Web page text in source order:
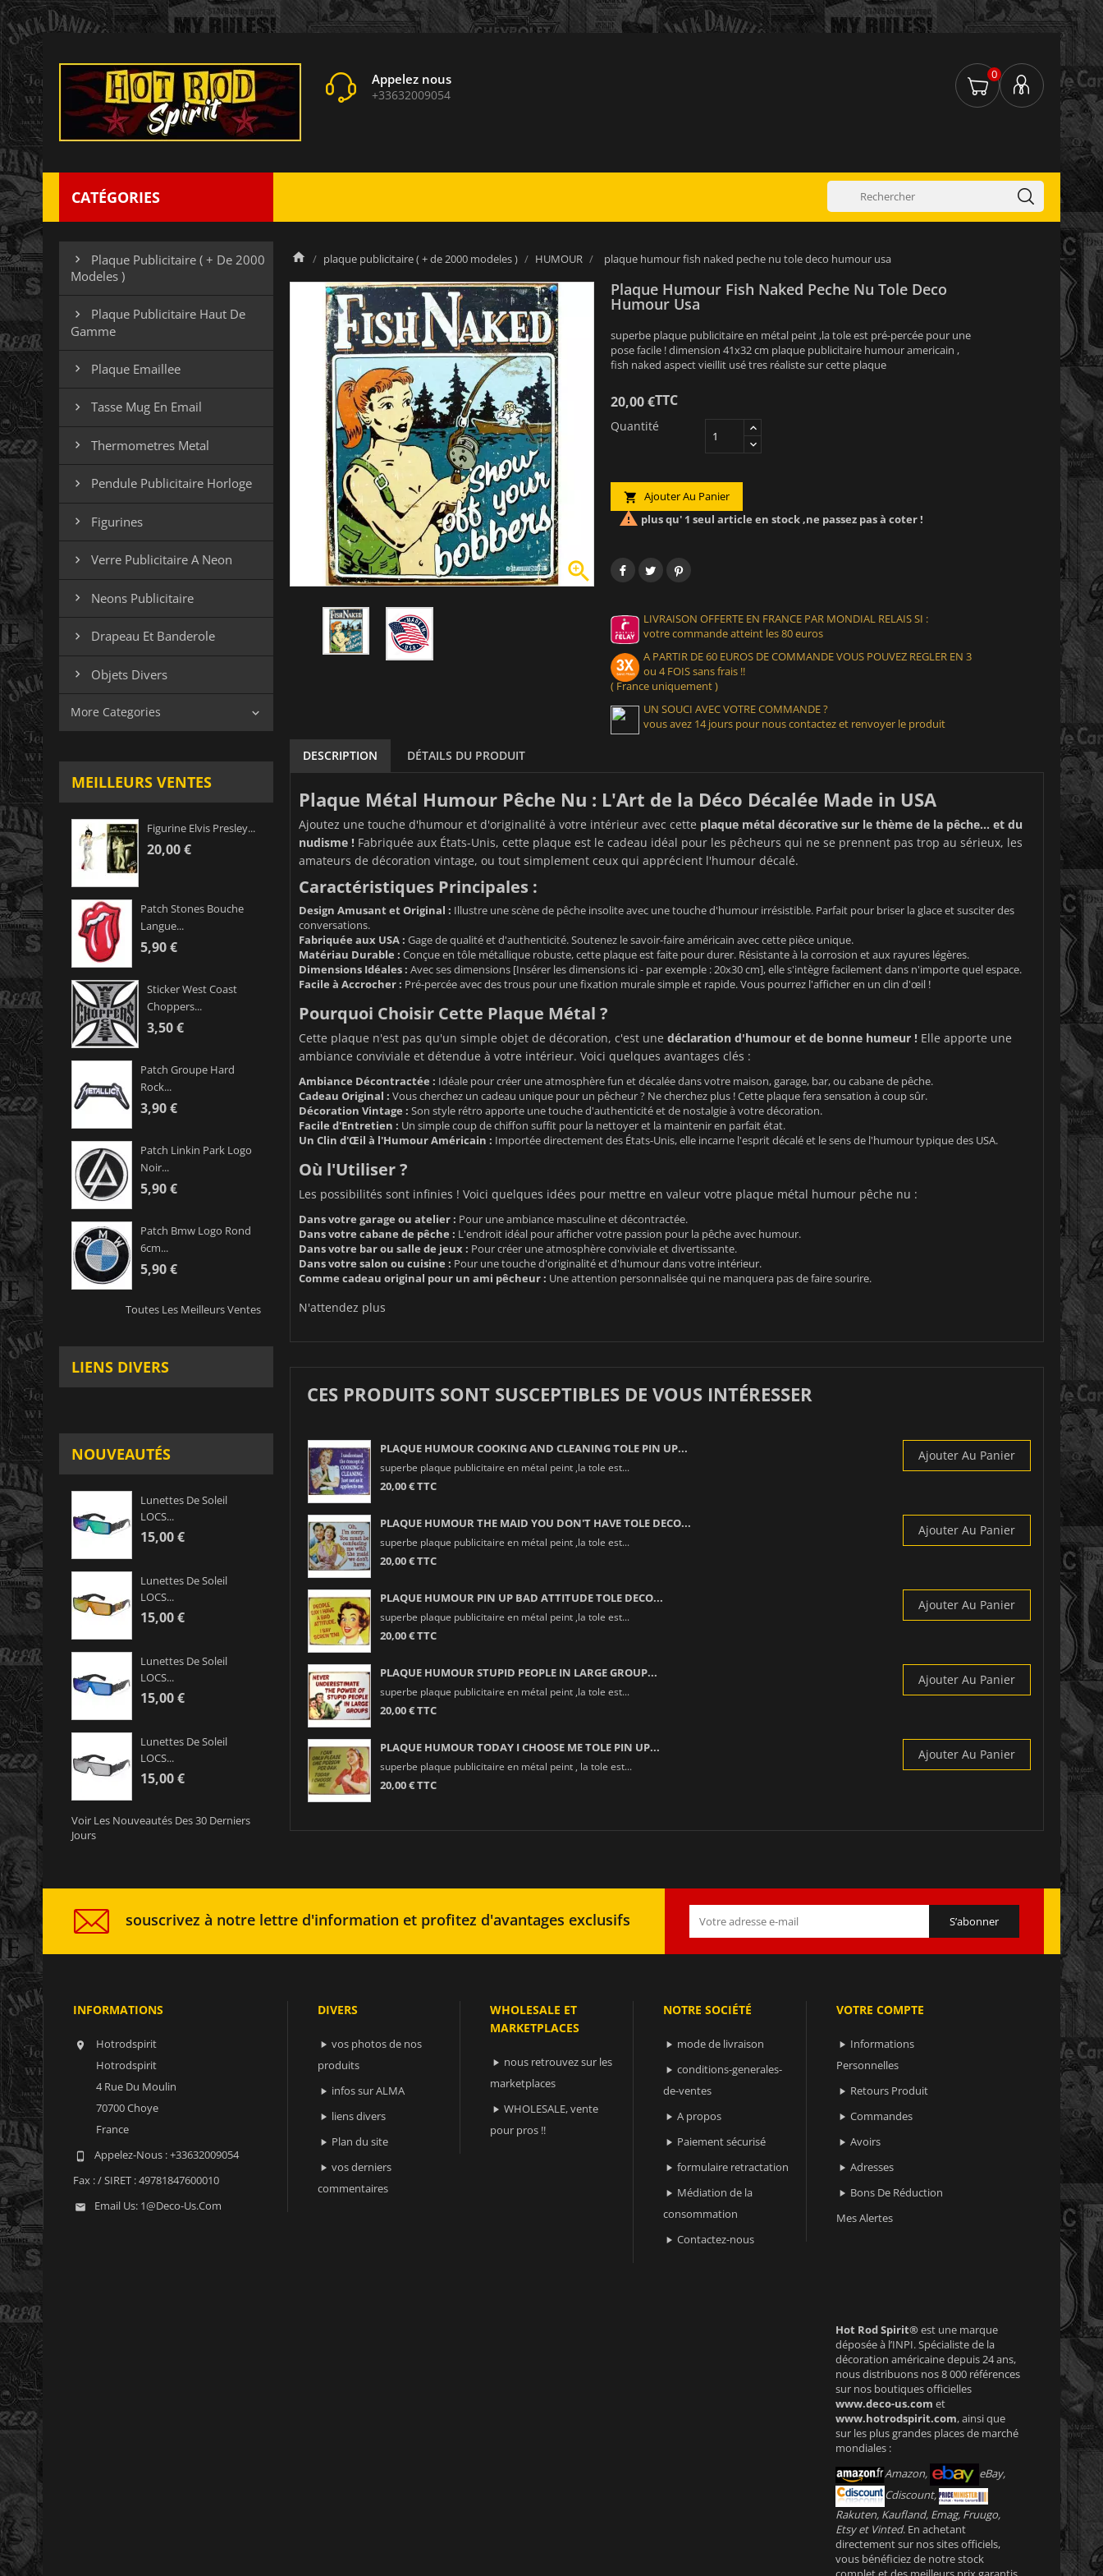
Appelez nous
+33632009054
0
CATÉGORIES

Plaque Publicitaire ( + De 2000
Modeles )

Plaque Publicitaire Haut De
Gamme
 Plaque Emaillee
 Tasse Mug En Email
 Thermometres Metal
 Pendule Publicitaire Horloge
 Figurines
 Verre Publicitaire A Neon
 Neons Publicitaire
 Drapeau Et Banderole
 Objets Divers
More Categories 
MEILLEURS VENTES
Figurine Elvis Presley...
20,00 €
Patch Stones Bouche
Langue...
5,90 €
Sticker West Coast
Choppers...
3,50 €
Patch Groupe Hard
Rock...
3,90 €
Patch Linkin Park Logo
Noir...
5,90 €
Patch Bmw Logo Rond
6cm...
5,90 €
Toutes Les Meilleurs Ventes
LIENS DIVERS
NOUVEAUTÉS
Lunettes De Soleil
LOCS...
15,00 €
Lunettes De Soleil
LOCS...
15,00 €
Lunettes De Soleil
LOCS...
15,00 €
Lunettes De Soleil
LOCS...
15,00 €
Voir Les Nouveautés Des 30 Derniers
Jours
plaque publicitaire ( + de 2000 modeles ) HUMOUR plaque humour fish naked peche nu tole deco humour usa

Plaque Humour Fish Naked Peche Nu Tole Deco
Humour Usa
superbe plaque publicitaire en métal peint ,la tole est pré-percée pour une
pose facile ! dimension 41x32 cm plaque publicitaire humour americain ,
fish naked aspect vieillit usé tres réaliste sur cette plaque
20,00 €TTC
Quantité
 Ajouter Au Panier
 plus qu' 1 seul article en stock ,ne passez pas à coter !
LIVRAISON OFFERTE EN FRANCE PAR MONDIAL RELAIS SI :
votre commande atteint les 80 euros
A PARTIR DE 60 EUROS DE COMMANDE VOUS POUVEZ REGLER EN 3
ou 4 FOIS sans frais !!
( France uniquement )
UN SOUCI AVEC VOTRE COMMANDE ?
vous avez 14 jours pour nous contactez et renvoyer le produit
DESCRIPTION DÉTAILS DU PRODUIT
Plaque Métal Humour Pêche Nu : L'Art de la Déco Décalée Made in USA
Ajoutez une touche d'humour et d'originalité à votre intérieur avec cette plaque métal décorative sur le thème de la pêche... et du
nudisme !Fabriquée aux États-Unis, cette plaque est le cadeau idéal pour les pêcheurs qui ne se prennent pas trop au sérieux, les
amateurs de décoration vintage, ou tout simplement ceux qui apprécient l'humour décalé.
Caractéristiques Principales :
Design Amusant et Original : Illustre une scène de pêche insolite avec une touche d'humour irrésistible. Parfait pour briser la glace et susciter des
conversations.
Fabriquée aux USA : Gage de qualité et d'authenticité. Soutenez le savoir-faire américain avec cette pièce unique.
Matériau Durable : Conçue en tôle métallique robuste, cette plaque est faite pour durer. Résistante à la corrosion et aux rayures légères.
Dimensions Idéales : Avec ses dimensions [Insérer les dimensions ici - par exemple : 20x30 cm], elle s'intègre facilement dans n'importe quel espace.
Facile à Accrocher : Pré-percée avec des trous pour une fixation murale simple et rapide. Vous pourrez l'afficher en un clin d'œil !
Pourquoi Choisir Cette Plaque Métal ?
Cette plaque n'est pas qu'un simple objet de décoration, c'est une déclaration d'humour et de bonne humeur !Elle apporte une
ambiance conviviale et détendue à votre intérieur. Voici quelques avantages clés :
Ambiance Décontractée : Idéale pour créer une atmosphère fun et décalée dans votre maison, garage, bar, ou cabane de pêche.
Cadeau Original : Vous cherchez un cadeau unique pour un pêcheur ? Ne cherchez plus ! Cette plaque fera sensation à coup sûr.
Décoration Vintage : Son style rétro apporte une touche d'authenticité et de nostalgie à votre décoration.
Facile d'Entretien : Un simple coup de chiffon suffit pour la nettoyer et la maintenir en parfait état.
Un Clin d'Œil à l'Humour Américain : Importée directement des États-Unis, elle incarne l'esprit décalé et le sens de l'humour typique des USA.
Où l'Utiliser ?
Les possibilités sont infinies ! Voici quelques idées pour mettre en valeur votre plaque métal humour pêche nu :
Dans votre garage ou atelier : Pour une ambiance masculine et décontractée.
Dans votre cabane de pêche : L'endroit idéal pour afficher votre passion pour la pêche avec humour.
Dans votre bar ou salle de jeux : Pour créer une atmosphère conviviale et divertissante.
Dans votre salon ou cuisine : Pour une touche d'originalité et d'humour dans votre intérieur.
Comme cadeau original pour un ami pêcheur : Une attention personnalisée qui ne manquera pas de faire sourire.
N'attendez plus
CES PRODUITS SONT SUSCEPTIBLES DE VOUS INTÉRESSER
PLAQUE HUMOUR COOKING AND CLEANING TOLE PIN UP...
superbe plaque publicitaire en métal peint ,la tole est...
20,00 € TTC
Ajouter Au Panier
PLAQUE HUMOUR THE MAID YOU DON'T HAVE TOLE DECO...
superbe plaque publicitaire en métal peint ,la tole est...
20,00 € TTC
Ajouter Au Panier
PLAQUE HUMOUR PIN UP BAD ATTITUDE TOLE DECO...
superbe plaque publicitaire en métal peint ,la tole est...
20,00 € TTC
Ajouter Au Panier
PLAQUE HUMOUR STUPID PEOPLE IN LARGE GROUP...
superbe plaque publicitaire en métal peint ,la tole est...
20,00 € TTC
Ajouter Au Panier
PLAQUE HUMOUR TODAY I CHOOSE ME TOLE PIN UP...
superbe plaque publicitaire en métal peint , la tole est...
20,00 € TTC
Ajouter Au Panier
souscrivez à notre lettre d'information et profitez d'avantages exclusifs
INFORMATIONS

Hotrodspirit
Hotrodspirit
4 Rue Du Moulin
70700 Choye
France
 Appelez-Nous :+33632009054
Fax :/ SIRET : 49781847600010
 Email Us: 1@deco-Us.com
DIVERS
 vos photos de nos
produits
 infos sur ALMA
 liens divers
 Plan du site
 vos derniers
commentaires
WHOLESALE ET
MARKETPLACES
 nous retrouvez sur les
marketplaces
 WHOLESALE, vente
pour pros !!
NOTRE SOCIÉTÉ
 mode de livraison
 conditions-generales-
de-ventes
 A propos
 Paiement sécurisé
 formulaire retractation
 Médiation de la
consommation
 Contactez-nous
VOTRE COMPTE
 Informations
Personnelles
 Retours Produit
 Commandes
 Avoirs
 Adresses
 Bons De Réduction
Mes Alertes
Hot Rod Spirit®est une marque
déposée à l’INPI. Spécialiste de la
décoration américaine depuis 24 ans,
nous distribuons nos 8 000 références
sur nos boutiques officielles
www.deco-us.com et
www.hotrodspirit.com, ainsi que
sur les plus grandes places de marché
mondiales :
Amazon,
eBay,
Cdiscount,
Rakuten, Kaufland, Emag, Fruugo,
Etsy et Vinted. En achetant
directement sur nos sites officiels,
vous bénéficiez de notre stock